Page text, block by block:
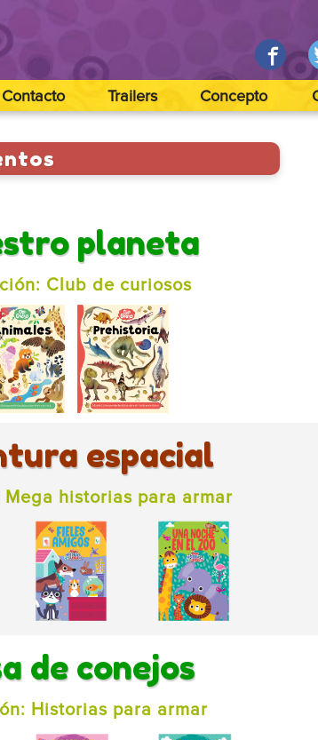
Contacto Trailers Concepto
planeta
Club de curiosos
espacial
Mega historias para armar
de conejos
Historias para armar